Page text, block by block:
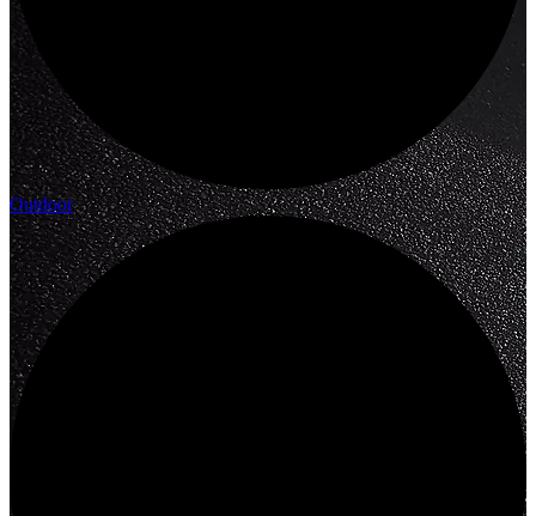
Outdoor